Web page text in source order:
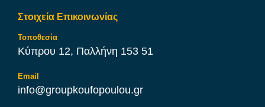
Στοιχεία Επικοινωνίας
Τοποθεσία
Κύπρου 12, Παλλήνη 153 51
Email
info@groupkoufopoulou.gr